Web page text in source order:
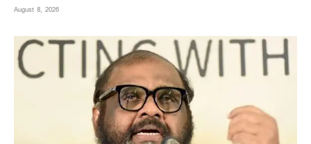
August 8, 2026